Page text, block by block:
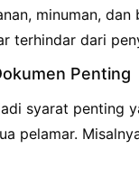
minuman, dan
terhindar dari
Penting
syarat penting
pelamar.